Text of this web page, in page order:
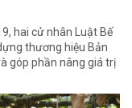
hai cử nhân Luật Bế
thương hiệu Bản
góp phần nâng giá trị